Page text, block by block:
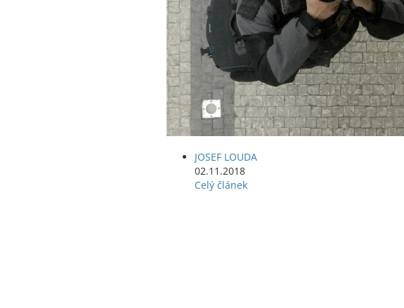
JOSEF LOUDA
02.11.2018
Celý článek